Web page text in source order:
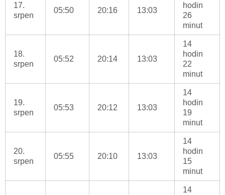
17.
srpen
05:50 20:16 13:03
hodin
26
minut
18.
srpen
05:52 20:14 13:03
14
hodin
22
minut
19.
srpen
05:53 20:12 13:03
14
hodin
19
minut
20.
srpen
05:55 20:10 13:03
14
hodin
15
minut
14